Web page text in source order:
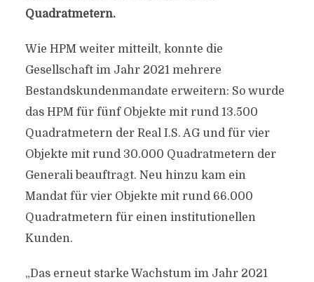
Quadratmetern.
Wie HPM weiter mitteilt, konnte die
Gesellschaft im Jahr 2021 mehrere
Bestandskundenmandate erweitern: So wurde
das HPM für fünf Objekte mit rund 13.500
Quadratmetern der Real I.S. AG und für vier
Objekte mit rund 30.000 Quadratmetern der
Generali beauftragt. Neu hinzu kam ein
Mandat für vier Objekte mit rund 66.000
Quadratmetern für einen institutionellen
Kunden.
„Das erneut starke Wachstum im Jahr 2021